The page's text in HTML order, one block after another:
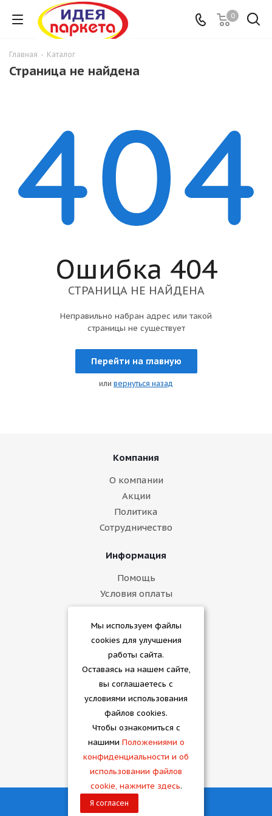
0
Главная - Каталог
Страница не найдена
Ошибка 404
СТРАНИЦА НЕ НАЙДЕНА
Неправильно набран адрес или такой
страницы не существует
Перейти на главную
или вернуться назад
Компания
О компании
Акции
Политика
Сотрудничество
Информация
Помощь
Условия оплаты
Условия доставки
Гарантия на товар
Помощь
Полезно знать
Как купить
+7 (473) 232-46-32
Мы используем файлы
cookies для улучшения
работы сайта.
Оставаясь на нашем сайте,
вы соглашаетесь с
условиями использования
файлов cookies.
Чтобы ознакомиться с
нашими Положениями о
конфиденциальности и об
использовании файлов
cookie, нажмите здесь.
Я согласен